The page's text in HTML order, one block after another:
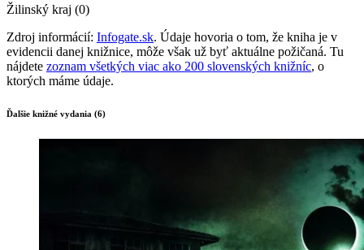
Žilinský kraj (0)
Zdroj informácií: Infogate.sk. Údaje hovoria o tom, že kniha je v
evidencii danej knižnice, môže však už byť aktuálne požičaná. Tu
nájdete zoznam všetkých viac ako 200 slovenských knižníc, o
ktorých máme údaje.
Ďalšie knižné vydania (6)